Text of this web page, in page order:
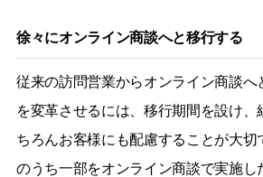
徐々にオンライン商談へと移行する
従来の訪問営業からオンライン商談へ
を変革させるには、移行期間を設け、
ちろんお客様にも配慮することが大切
のうち一部をオンライン商談で実施し